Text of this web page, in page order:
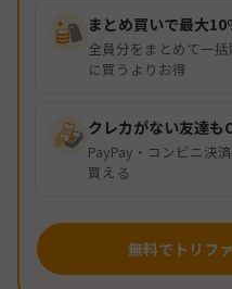
まとめ買いで最大
全員分をまとめて一
に買うよりお得
クレカがない友達も
PayPay・コンビニ決
買える
無料でトリフ